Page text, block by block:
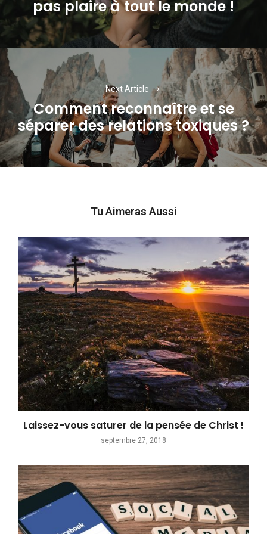
post:
pas plaire à tout le monde !
Next Article
Next
post:
Comment reconnaître et se
séparer des relations toxiques ?
Tu Aimeras Aussi
Laissez-vous saturer de la pensée de Christ !
septembre 27, 2018